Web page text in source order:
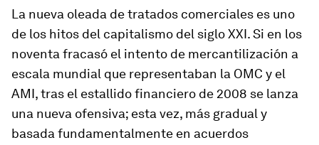
La nueva oleada de tratados comerciales es uno
de los hitos del capitalismo del siglo XXI. Si en los
noventa fracasó el intento de mercantilización a
escala mundial que representaban la OMC y el
AMI, tras el estallido financiero de 2008 se lanza
una nueva ofensiva; esta vez, más gradual y
basada fundamentalmente en acuerdos